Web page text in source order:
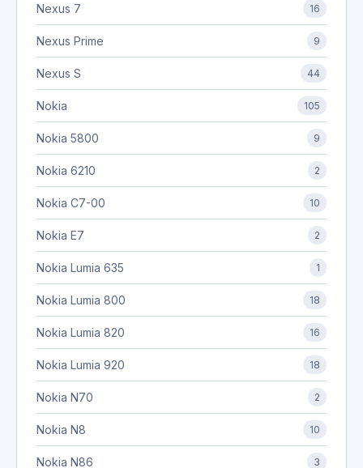
Nexus 7 16
Nexus Prime 9
Nexus S 44
Nokia 105
Nokia 5800 9
Nokia 6210 2
Nokia C7-00 10
Nokia E7 2
Nokia Lumia 635 1
Nokia Lumia 800 18
Nokia Lumia 820 16
Nokia Lumia 920 18
Nokia N70 2
Nokia N8 10
Nokia N86 3